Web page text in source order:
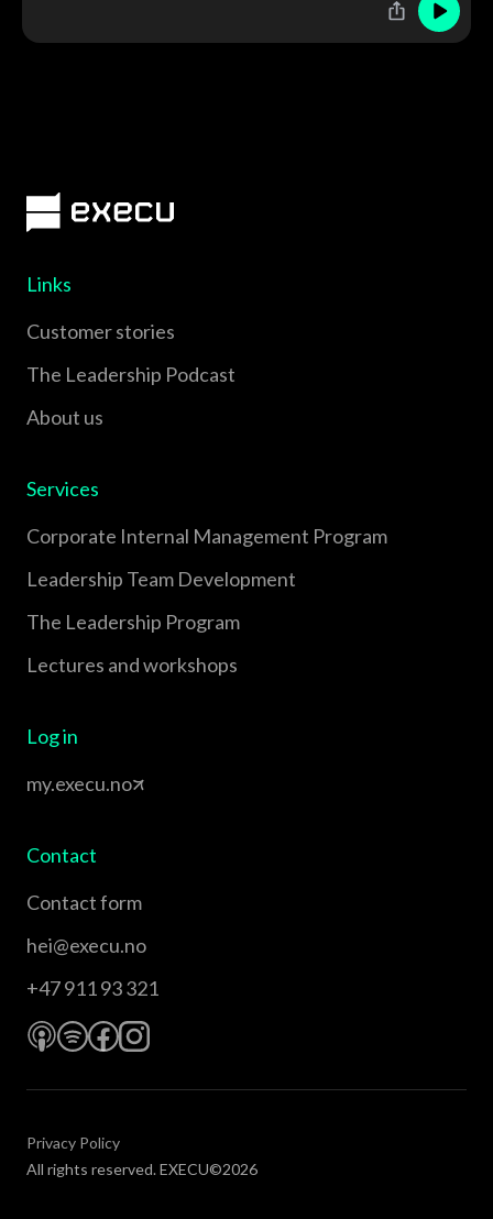
Links
Customer stories
The Leadership Podcast
About us
Services
Corporate Internal Management Program
Leadership Team Development
The Leadership Program
Lectures and workshops
Log in
my.execu.no
Contact
Contact form
hei@execu.no
+47 911 93 321
All rights reserved. EXECU©2026
Privacy Policy